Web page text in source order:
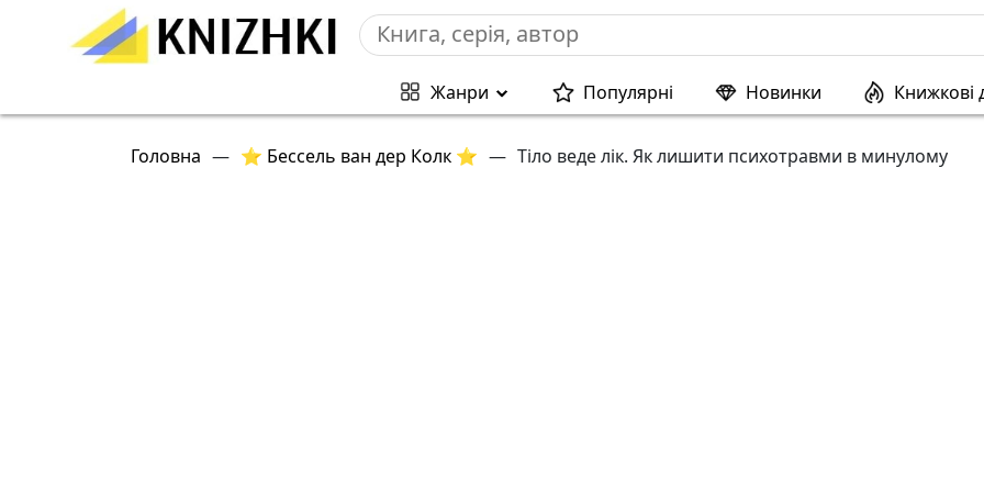
Жанри Популярні Новинки Книжкові
Головна — ⭐ Бессель ван дер Колк ⭐ — Тіло веде лік. Як лишити психотравми в минулому